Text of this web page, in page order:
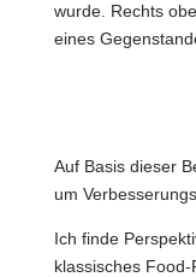
wurde. Rechts
eines
Auf Basis dieser
um
Ich finde
klassisches